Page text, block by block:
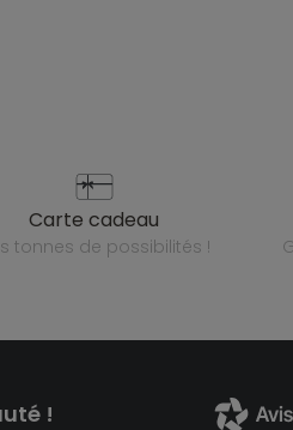
carte cadeau
tonnes de possibilités !
!